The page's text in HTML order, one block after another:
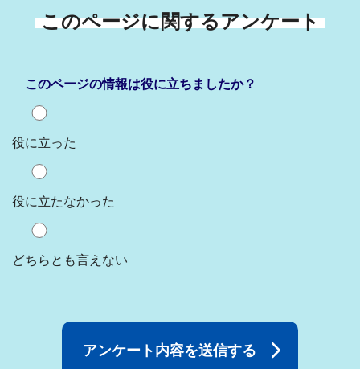
このページに関するアンケート
このページの情報は役に立ちましたか？
役に立った
役に立たなかった
どちらとも言えない